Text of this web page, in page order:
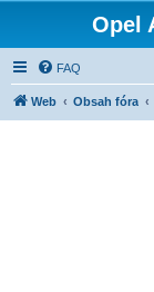
Opel
FAQ
Web Obsah fóra